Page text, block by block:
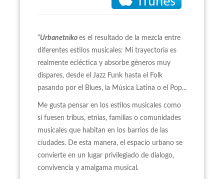
“Urbanetniko es el resultado de la mezcla entre
diferentes estilos musicales: Mi trayectoria es
realmente ecléctica y absorbe géneros muy
dispares, desde el Jazz Funk hasta el Folk
pasando por el Blues, la Música Latina o el Pop...
Me gusta pensar en los estilos musicales como
si fuesen tribus, etnias, familias o comunidades
musicales que habitan en los barrios de las
ciudades. De esta manera, el espacio urbano se
convierte en un lugar privilegiado de dialogo,
convivencia y amalgama musical.